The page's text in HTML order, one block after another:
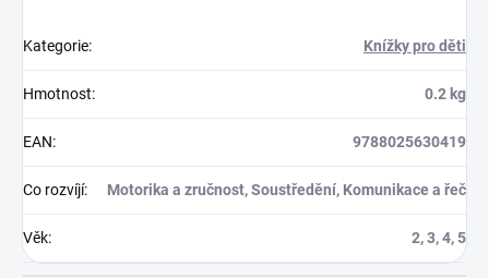
Kategorie: Knížky pro děti
Hmotnost: 0.2 kg
EAN: 9788025630419
Co rozvíjí: Motorika a zručnost, Soustředění, Komunikace a řeč
Věk: 2, 3, 4, 5